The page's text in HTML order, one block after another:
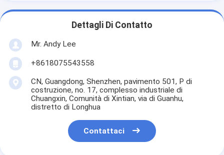
Dettagli Di Contatto
Mr. Andy Lee
+8618075543558
CN, Guangdong, Shenzhen, pavimento 501, P di
costruzione, no. 17, complesso industriale di
Chuangxin, Comunità di Xintian, via di Guanhu,
distretto di Longhua
Contattaci